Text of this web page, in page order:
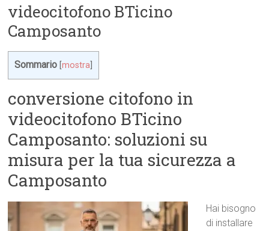
videocitofono BTicino
Camposanto
Sommario [mostra
conversione citofono in
videocitofono BTicino
Camposanto: soluzioni su
misura per la tua sicurezza a
Camposanto
Hai bisogno
di installare